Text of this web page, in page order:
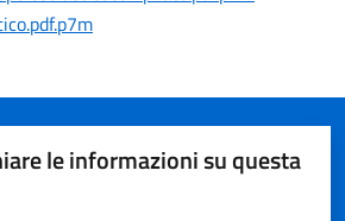
le informazioni su questa